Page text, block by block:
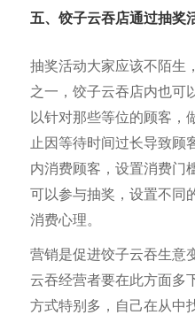
五、饺子云吞店通过抽奖
抽奖活动大家应该不陌生
之一，饺子云吞店内也可
以针对那些等位的顾客，
止因等待时间过长导致顾
内消费顾客，设置消费门
可以参与抽奖，设置不同
消费心理。
营销是促进饺子云吞生意
云吞经营者要在此方面多
方式特别多，自己在从中